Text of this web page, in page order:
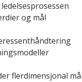
og mål
flerdimensjonal